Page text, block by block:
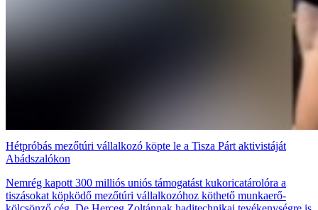
Hétpróbás mezőtúri vállalkozó köpte le a Tisza Párt aktivistáját
Abádszalókon
Nemrég kapott 300 milliós uniós támogatást kukoricatárolóra a
tiszásokat köpködő mezőtúri vállalkozóhoz köthető munkaerő-